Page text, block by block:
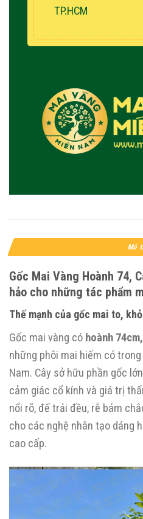
TP.HCM
Mô
Gốc Mai Vàng Hoành 74,
hảo cho những tác phẩm
Thế mạnh của gốc mai to,
Gốc mai vàng có hoành
những phôi mai hiếm có
Nam. Cây sở hữu phần gốc
cảm giác cổ kính và giá trị
nổi rõ, đế trải đều, rễ bám
cho các nghệ nhân tạo dáng
cao cấp.